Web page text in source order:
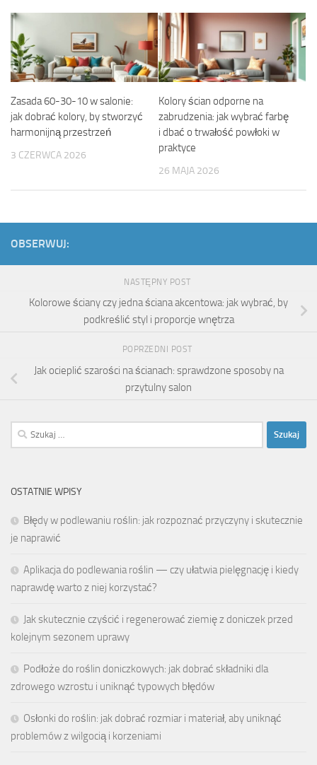
Zasada 60-30-10 w salonie:
jak dobrać kolory, by stworzyć
harmonijną przestrzeń
3 CZERWCA 2026
Kolory ścian odporne na
zabrudzenia: jak wybrać farbę
i dbać o trwałość powłoki w
praktyce
26 MAJA 2026
OBSERWUJ:
NASTĘPNY POST
Kolorowe ściany czy jedna ściana akcentowa: jak wybrać, by
podkreślić styl i proporcje wnętrza
POPRZEDNI POST
Jak ocieplić szarości na ścianach: sprawdzone sposoby na
przytulny salon
Szukaj:
OSTATNIE WPISY
Błędy w podlewaniu roślin: jak rozpoznać przyczyny i skutecznie
je naprawić
Aplikacja do podlewania roślin — czy ułatwia pielęgnację i kiedy
naprawdę warto z niej korzystać?
Jak skutecznie czyścić i regenerować ziemię z doniczek przed
kolejnym sezonem uprawy
Podłoże do roślin doniczkowych: jak dobrać składniki dla
zdrowego wzrostu i uniknąć typowych błędów
Osłonki do roślin: jak dobrać rozmiar i materiał, aby uniknąć
problemów z wilgocią i korzeniami